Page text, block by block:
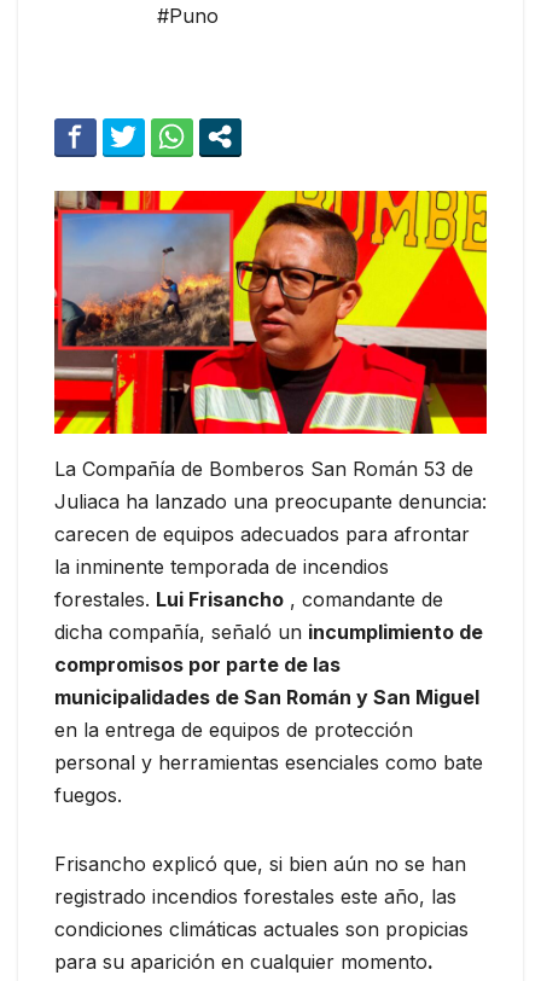
#Puno
La Compañía de Bomberos San Román 53 de
Juliaca ha lanzado una preocupante denuncia:
carecen de equipos adecuados para afrontar
la inminente temporada de incendios
forestales. Lui Frisancho , comandante de
dicha compañía, señaló un incumplimiento de
compromisos por parte de las
municipalidades de San Román y San Miguel
en la entrega de equipos de protección
personal y herramientas esenciales como bate
fuegos.
Frisancho explicó que, si bien aún no se han
registrado incendios forestales este año, las
condiciones climáticas actuales son propicias
para su aparición en cualquier momento.